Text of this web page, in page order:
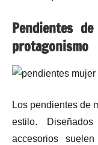
Pendientes
protagonismo
Los pendientes de
estilo.
accesorios